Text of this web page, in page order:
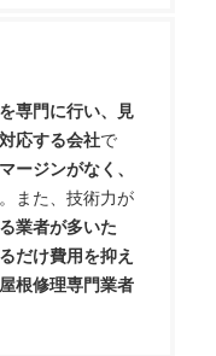
専門に行い、見
応する会社で
ージンがなく、
。また、技術力が
業者が多いた
だけ費用を抑え
根修理専門業者